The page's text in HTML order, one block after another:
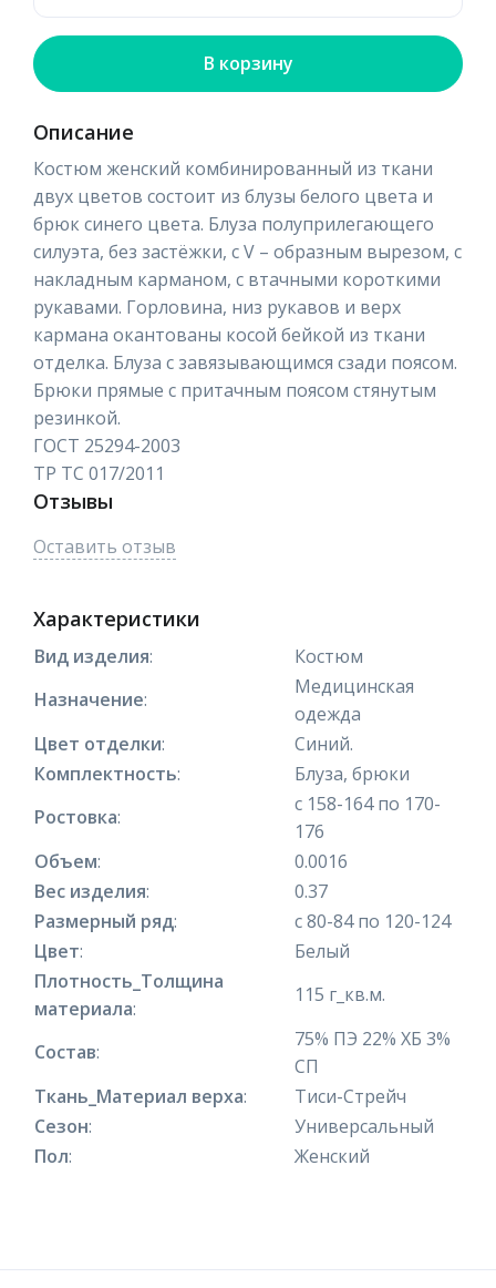
В корзину
Описание
Костюм женский комбинированный из ткани
двух цветов состоит из блузы белого цвета и
брюк синего цвета. Блуза полуприлегающего
силуэта, без застёжки, с V – образным вырезом, с
накладным карманом, с втачными короткими
рукавами. Горловина, низ рукавов и верх
кармана окантованы косой бейкой из ткани
отделка. Блуза с завязывающимся сзади поясом.
Брюки прямые с притачным поясом стянутым
резинкой.
ГОСТ 25294-2003
ТР ТС 017/2011
Отзывы
Оставить отзыв
Характеристики
Вид изделия:
Костюм
Назначение:
Медицинская
одежда
Цвет отделки:
Синий.
Комплектность:
Блуза, брюки
Ростовка:
с 158-164 по 170-
176
Объем:
0.0016
Вес изделия:
0.37
Размерный ряд:
с 80-84 по 120-124
Цвет:
Белый
Плотность_Толщина
материала:
115 г_кв.м.
Состав:
75% ПЭ 22% ХБ 3%
СП
Ткань_Материал верха:
Тиси-Стрейч
Сезон:
Универсальный
Пол: Женский